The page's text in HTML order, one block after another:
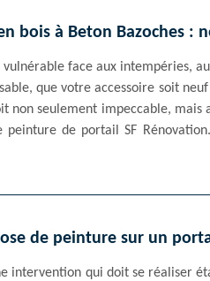
bois à Beton Bazoches :
face aux intempéries,
que votre accessoire soit
non seulement impeccable,
de portail SF
de peinture sur un
intervention qui doit se réaliser